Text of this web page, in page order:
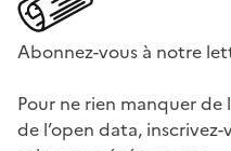
Abonnez-vous à notre
Pour ne rien manquer
de l’open data,